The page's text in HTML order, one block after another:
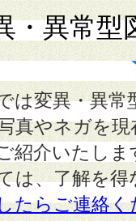
・異常型
は変異・異
真やネガを
紹介いたし
は、了解を
たらご連絡く